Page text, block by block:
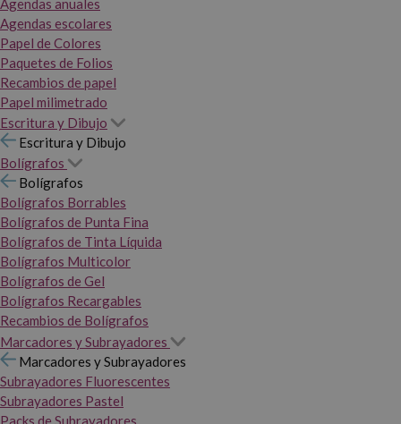
Agendas anuales
Agendas escolares
Papel de Colores
Paquetes de Folios
Recambios de papel
Papel milimetrado
Escritura y Dibujo
Escritura y Dibujo
Bolígrafos
Bolígrafos
Bolígrafos Borrables
Bolígrafos de Punta Fina
Bolígrafos de Tinta Líquida
Bolígrafos Multicolor
Bolígrafos de Gel
Bolígrafos Recargables
Recambios de Bolígrafos
Marcadores y Subrayadores
Marcadores y Subrayadores
Subrayadores Fluorescentes
Subrayadores Pastel
Packs de Subrayadores